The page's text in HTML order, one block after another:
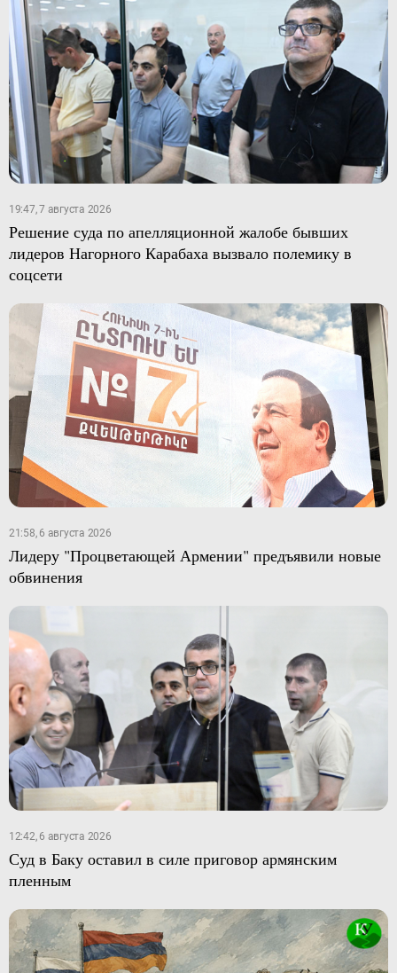
19:47, 7 августа 2026
Решение суда по апелляционной жалобе бывших
лидеров Нагорного Карабаха вызвало полемику в
соцсети
21:58, 6 августа 2026
Лидеру "Процветающей Армении" предъявили новые
обвинения
12:42, 6 августа 2026
Суд в Баку оставил в силе приговор армянским
пленным